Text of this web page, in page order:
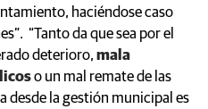
haciéndose caso
“Tanto da que sea por el
deterioro, mala
o un mal remate de las
desde la gestión municipal es